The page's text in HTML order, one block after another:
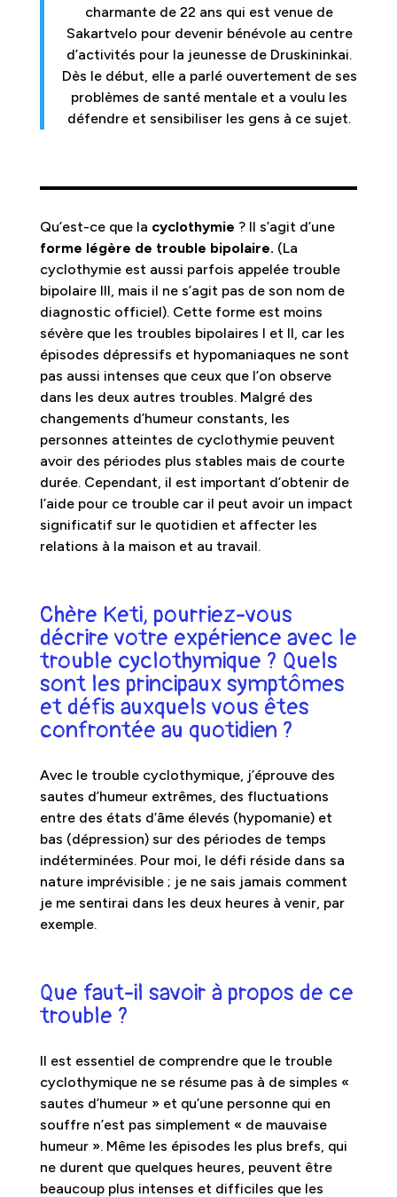
charmante de 22 ans qui est venue de
Sakartvelo pour devenir bénévole au centre
d’activités pour la jeunesse de Druskininkai.
Dès le début, elle a parlé ouvertement de ses
problèmes de santé mentale et a voulu les
défendre et sensibiliser les gens à ce sujet.
Qu’est-ce que la cyclothymie ? Il s’agit d’une
forme légère de trouble bipolaire. (La
cyclothymie est aussi parfois appelée trouble
bipolaire III, mais il ne s’agit pas de son nom de
diagnostic officiel). Cette forme est moins
sévère que les troubles bipolaires I et II, car les
épisodes dépressifs et hypomaniaques ne sont
pas aussi intenses que ceux que l’on observe
dans les deux autres troubles. Malgré des
changements d’humeur constants, les
personnes atteintes de cyclothymie peuvent
avoir des périodes plus stables mais de courte
durée. Cependant, il est important d’obtenir de
l’aide pour ce trouble car il peut avoir un impact
significatif sur le quotidien et affecter les
relations à la maison et au travail.
Chère Keti, pourriez-vous
décrire votre expérience avec le
trouble cyclothymique ? Quels
sont les principaux symptômes
et défis auxquels vous êtes
confrontée au quotidien ?
Avec le trouble cyclothymique, j’éprouve des
sautes d’humeur extrêmes, des fluctuations
entre des états d’âme élevés (hypomanie) et
bas (dépression) sur des périodes de temps
indéterminées. Pour moi, le défi réside dans sa
nature imprévisible ; je ne sais jamais comment
je me sentirai dans les deux heures à venir, par
exemple.
Que faut-il savoir à propos de ce
trouble ?
Il est essentiel de comprendre que le trouble
cyclothymique ne se résume pas à de simples «
sautes d’humeur » et qu’une personne qui en
souffre n’est pas simplement « de mauvaise
humeur ». Même les épisodes les plus brefs, qui
ne durent que quelques heures, peuvent être
beaucoup plus intenses et difficiles que les